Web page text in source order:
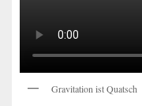
Gravitation ist Quatsch